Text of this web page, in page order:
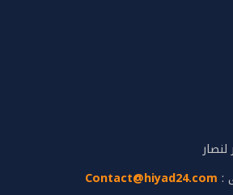
:
Contact@hiyad24.com